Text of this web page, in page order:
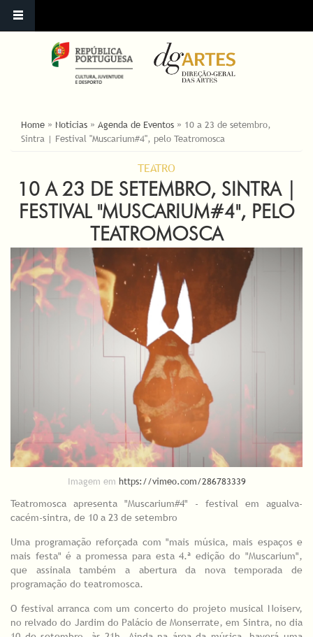
ESTÁ AQUI
Home » Noticias » Agenda de Eventos » 10 a 23 de setembro,
Sintra | Festival "Muscarium#4", pelo Teatromosca
TEATRO
10 A 23 DE SETEMBRO, SINTRA |
FESTIVAL "MUSCARIUM#4", PELO
TEATROMOSCA
Imagem em https://vimeo.com/286783339
Teatromosca apresenta "Muscarium#4" - festival em agualva-
cacém-sintra, de 10 a 23 de setembro
Uma programação reforçada com "mais música, mais espaços e
mais festa" é a promessa para esta 4.ª edição do "Muscarium",
que assinala também a abertura da nova temporada de
programação do teatromosca.
O festival arranca com um concerto do projeto musical Noiserv,
no relvado do Jardim do Palácio de Monserrate, em Sintra, no dia